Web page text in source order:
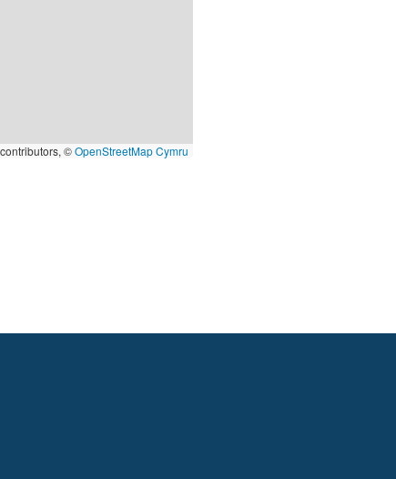
contributors, ©OpenStreetMap Cymru